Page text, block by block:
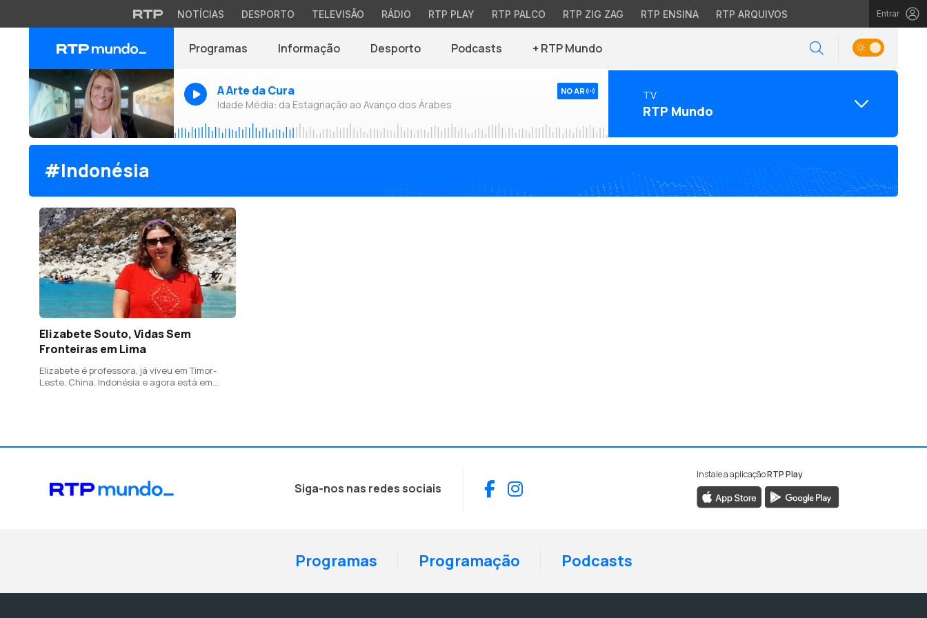
NOTÍCIAS DESPORTO TELEVISÃO RÁDIO RTP PLAY RTP PALCO RTP ZIG ZAG RTP ENSINA RTP ARQUIVOS Entrar
Programas Informação Desporto Podcasts + RTP Mundo
A Arte da Cura
Idade Média: da Estagnação ao Avanço dos Árabes
NO AR TV
RTP Mundo
#Indonésia
Elizabete Souto, Vidas Sem
Fronteiras em Lima
Elizabete é professora, já viveu em Timor-
Leste, China, Indonésia e agora está em
Siga-nos nas redes sociais Facebook
Instagram
Instale a aplicaçãoRTP Play
Programas Programação Podcasts